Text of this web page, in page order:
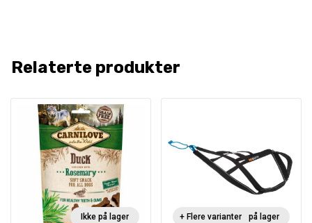
Relaterte produkter
Ikke på lager Ikke på lager
+ Flere varianter